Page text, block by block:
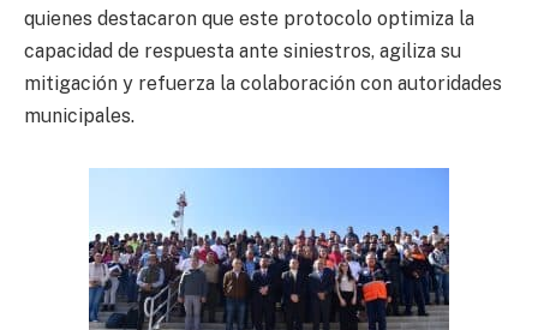
quienes destacaron que este protocolo optimiza la
capacidad de respuesta ante siniestros, agiliza su
mitigación y refuerza la colaboración con autoridades
municipales.